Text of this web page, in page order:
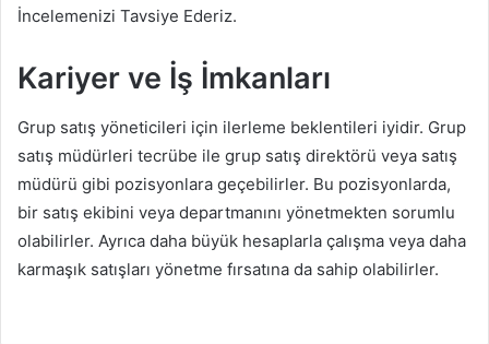
İncelemenizi Tavsiye Ederiz.
Kariyer ve İş İmkanları
Grup satış yöneticileri için ilerleme beklentileri iyidir. Grup
satış müdürleri tecrübe ile grup satış direktörü veya satış
müdürü gibi pozisyonlara geçebilirler. Bu pozisyonlarda,
bir satış ekibini veya departmanını yönetmekten sorumlu
olabilirler. Ayrıca daha büyük hesaplarla çalışma veya daha
karmaşık satışları yönetme fırsatına da sahip olabilirler.